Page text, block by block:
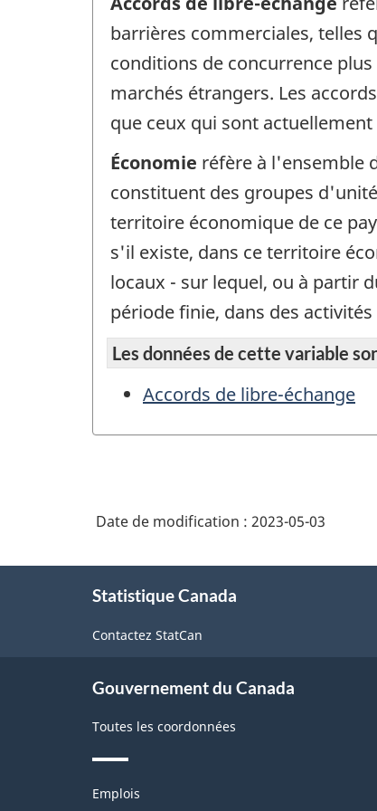
barrières commerciales, telles
conditions de concurrence
marchés étrangers. Les
que ceux qui sont
Économie réfère à l'ensemble
constituent des groupes
territoire économique de ce
s'il existe, dans ce territoire
locaux - sur lequel, ou à partir
période finie, dans des
Les données de cette variable
Accords de libre-échange
Date de modification : 2023-05-03
Statistique Canada
Contactez StatCan
Gouvernement du Canada
Toutes les coordonnées
Thèmes
Emplois